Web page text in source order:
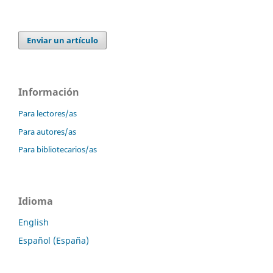
Enviar un artículo
Información
Para lectores/as
Para autores/as
Para bibliotecarios/as
Idioma
English
Español (España)